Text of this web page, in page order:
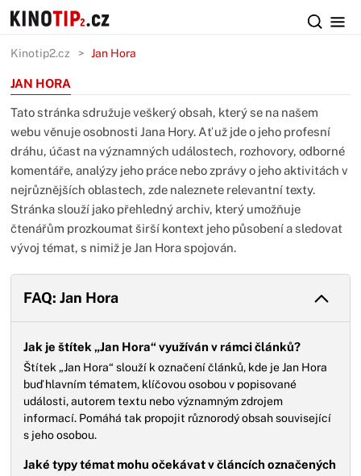
Kinotip2.cz Jan Hora
JAN HORA
Tato stránka sdružuje veškerý obsah, který se na našem
webu věnuje osobnosti Jana Hory. Ať už jde o jeho profesní
dráhu, účast na významných událostech, rozhovory, odborné
komentáře, analýzy jeho práce nebo zprávy o jeho aktivitách v
nejrůznějších oblastech, zde naleznete relevantní texty.
Stránka slouží jako přehledný archiv, který umožňuje
čtenářům prozkoumat širší kontext jeho působení a sledovat
vývoj témat, s nimiž je Jan Hora spojován.
FAQ: Jan Hora
Jak je štítek „Jan Hora“ využíván v rámci článků?
Štítek „Jan Hora“ slouží k označení článků, kde je Jan Hora
buď hlavním tématem, klíčovou osobou v popisované
události, autorem textu nebo významným zdrojem
informací. Pomáhá tak propojit různorodý obsah související
s jeho osobou.
Jaké typy témat mohu očekávat v článcích označených